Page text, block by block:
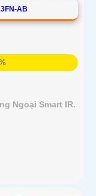
AB
Ngoại Smart IR.